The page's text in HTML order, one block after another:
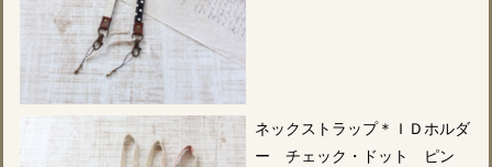
ネックストラップ＊ＩＤホルダ
ー チェック・ドット ピン